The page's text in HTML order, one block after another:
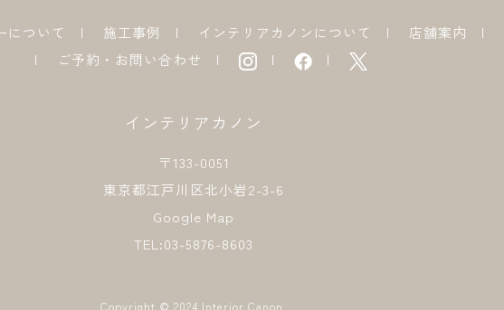
について 施工事例 インテリアカノンについて 店舗案内
ご予約・お問い合わせ
インテリアカノン
〒133-0051
東京都江戸川区北小岩2-3-6
Google Map
TEL:03-5876-8603
Copyright © 2024 Interior Canon.